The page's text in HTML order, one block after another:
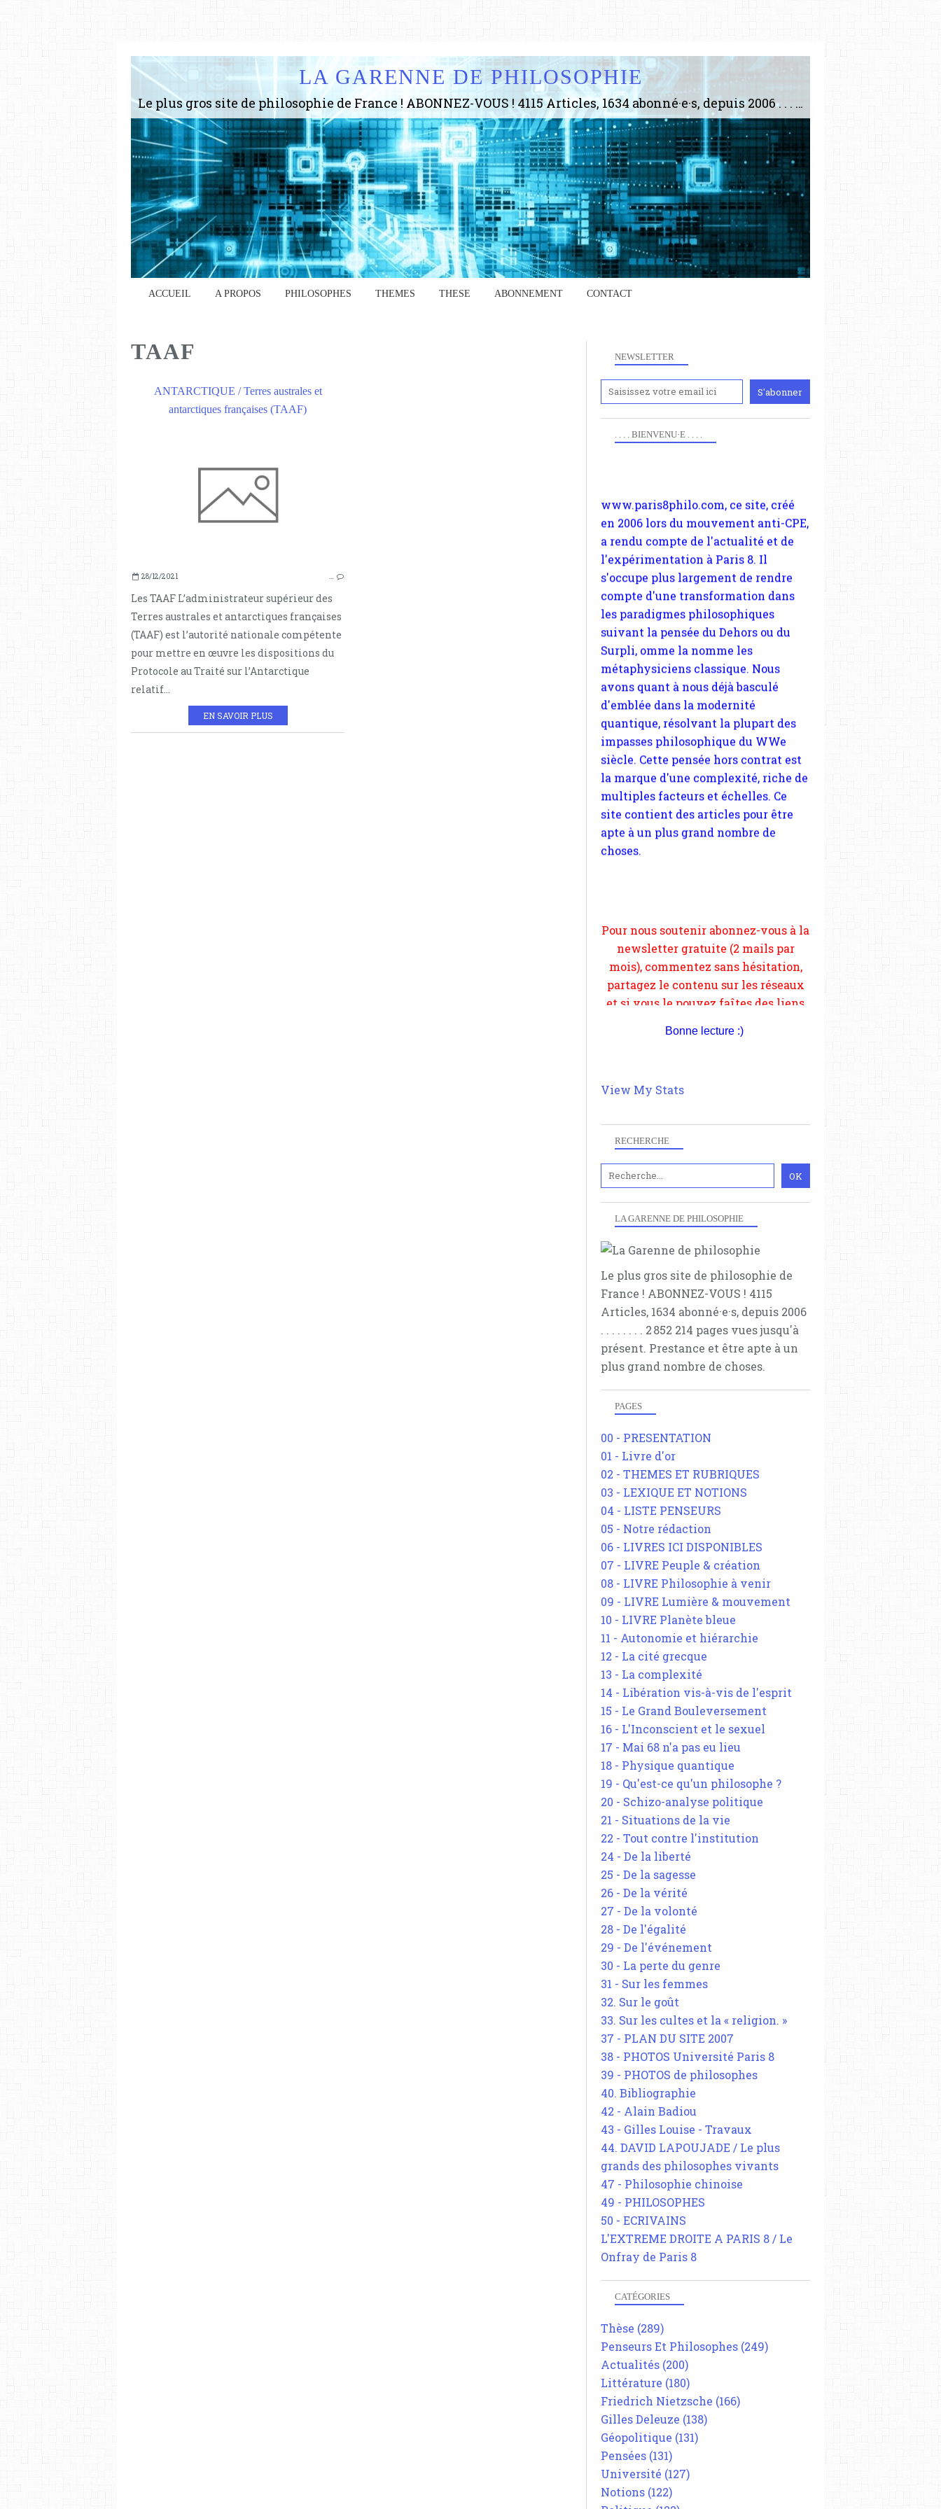
LA GARENNE DE PHILOSOPHIE
Le plus gros site de philosophie de France ! ABONNEZ-VOUS ! 4115 Articles, 1634 abonné·e·s, depuis 2006 . . . . . . . . 2 852 214 pages vues jusqu'à présent. Prestance et être apte à un plus grand nombre de choses.
ACCUEIL A PROPOS PHILOSOPHES THEMES THESE ABONNEMENT CONTACT
TAAF
ANTARCTIQUE / Terres australes et
antarctiques françaises (TAAF)
28/12/2021 …
Les TAAF L’administrateur supérieur des
Terres australes et antarctiques françaises
(TAAF) est l’autorité nationale compétente
pour mettre en œuvre les dispositions du
Protocole au Traité sur l’Antarctique
relatif...
EN SAVOIR PLUS
NEWSLETTER
RECHERCHE
LA GARENNE DE PHILOSOPHIE
Le plus gros site de philosophie de
France ! ABONNEZ-VOUS ! 4115
Articles, 1634 abonné·e·s, depuis 2006
. . . . . . . . 2 852 214 pages vues jusqu'à
présent. Prestance et être apte à un
plus grand nombre de choses.
PAGES
00 - PRESENTATION
01 - Livre d'or
02 - THEMES ET RUBRIQUES
03 - LEXIQUE ET NOTIONS
04 - LISTE PENSEURS
05 - Notre rédaction
06 - LIVRES ICI DISPONIBLES
07 - LIVRE Peuple & création
08 - LIVRE Philosophie à venir
09 - LIVRE Lumière & mouvement
10 - LIVRE Planète bleue
11 - Autonomie et hiérarchie
12 - La cité grecque
13 - La complexité
14 - Libération vis-à-vis de l'esprit
15 - Le Grand Bouleversement
16 - L'Inconscient et le sexuel
17 - Mai 68 n'a pas eu lieu
18 - Physique quantique
19 - Qu'est-ce qu'un philosophe ?
20 - Schizo-analyse politique
21 - Situations de la vie
22 - Tout contre l'institution
24 - De la liberté
25 - De la sagesse
26 - De la vérité
27 - De la volonté
28 - De l'égalité
29 - De l'événement
30 - La perte du genre
31 - Sur les femmes
32. Sur le goût
33. Sur les cultes et la « religion. »
37 - PLAN DU SITE 2007
38 - PHOTOS Université Paris 8
39 - PHOTOS de philosophes
40. Bibliographie
42 - Alain Badiou
43 - Gilles Louise - Travaux
44. DAVID LAPOUJADE / Le plus
grands des philosophes vivants
47 - Philosophie chinoise
49 - PHILOSOPHES
50 - ECRIVAINS
L'EXTREME DROITE A PARIS 8 / Le
Onfray de Paris 8
CATÉGORIES
Thèse (289)
Penseurs Et Philosophes (249)
Actualités (200)
Littérature (180)
Friedrich Nietzsche (166)
Gilles Deleuze (138)
Géopolitique (131)
Pensées (131)
Université (127)
Notions (122)
. . . . BIENVENU·E . . . .
www.paris8philo.com, ce site, créé
en 2006 lors du mouvement anti-CPE,
s'occupe plus largement de rendre
compte d'une transformation dans
les paradigmes philosophiques
suivant la pensée du Dehors ou du
Surpli, omme la nomme les
métaphysiciens classique. Nous
avons quant à nous déjà basculé
d'emblée dans la modernité
quantique, résolvant la plupart des
impasses philosophique du WWe
siècle. Cette pensée hors contrat est
la marque d'une complexité, riche de
multiples facteurs et échelles. Ce
site contient des articles pour être
apte à un plus grand nombre de
choses.
et si vous le pouvez faîtes des liens
depuis votre site.
Bonne lecture :)
View My Stats